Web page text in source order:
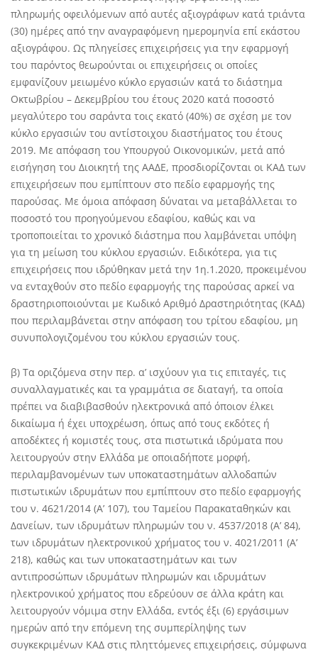
πληρωμής οφειλόμενων από αυτές αξιογράφων κατά τριάντα
(30) ημέρες από την αναγραφόμενη ημερομηνία επί εκάστου
αξιογράφου. Ως πληγείσες επιχειρήσεις για την εφαρμογή
του παρόντος θεωρούνται οι επιχειρήσεις οι οποίες
εμφανίζουν μειωμένο κύκλο εργασιών κατά το διάστημα
Οκτωβρίου – Δεκεμβρίου του έτους 2020 κατά ποσοστό
μεγαλύτερο του σαράντα τοις εκατό (40%) σε σχέση με τον
κύκλο εργασιών του αντίστοιχου διαστήματος του έτους
2019. Με απόφαση του Υπουργού Οικονομικών, μετά από
εισήγηση του Διοικητή της ΑΑΔΕ, προσδιορίζονται οι ΚΑΔ των
επιχειρήσεων που εμπίπτουν στο πεδίο εφαρμογής της
παρούσας. Με όμοια απόφαση δύναται να μεταβάλλεται το
ποσοστό του προηγούμενου εδαφίου, καθώς και να
τροποποιείται το χρονικό διάστημα που λαμβάνεται υπόψη
για τη μείωση του κύκλου εργασιών. Ειδικότερα, για τις
επιχειρήσεις που ιδρύθηκαν μετά την 1η.1.2020, προκειμένου
να ενταχθούν στο πεδίο εφαρμογής της παρούσας αρκεί να
δραστηριοποιούνται με Κωδικό Αριθμό Δραστηριότητας (ΚΑΔ)
που περιλαμβάνεται στην απόφαση του τρίτου εδαφίου, μη
συνυπολογιζομένου του κύκλου εργασιών τους.
β) Τα οριζόμενα στην περ. α’ ισχύουν για τις επιταγές, τις
συναλλαγματικές και τα γραμμάτια σε διαταγή, τα οποία
πρέπει να διαβιβασθούν ηλεκτρονικά από όποιον έλκει
δικαίωμα ή έχει υποχρέωση, όπως από τους εκδότες ή
αποδέκτες ή κομιστές τους, στα πιστωτικά ιδρύματα που
λειτουργούν στην Ελλάδα με οποιαδήποτε μορφή,
περιλαμβανομένων των υποκαταστημάτων αλλοδαπών
πιστωτικών ιδρυμάτων που εμπίπτουν στο πεδίο εφαρμογής
του ν. 4621/2014 (Α’ 107), του Ταμείου Παρακαταθηκών και
Δανείων, των ιδρυμάτων πληρωμών του ν. 4537/2018 (Α’ 84),
των ιδρυμάτων ηλεκτρονικού χρήματος του ν. 4021/2011 (Α’
218), καθώς και των υποκαταστημάτων και των
αντιπροσώπων ιδρυμάτων πληρωμών και ιδρυμάτων
ηλεκτρονικού χρήματος που εδρεύουν σε άλλα κράτη και
λειτουργούν νόμιμα στην Ελλάδα, εντός έξι (6) εργάσιμων
ημερών από την επόμενη της συμπερίληψης των
συγκεκριμένων ΚΑΔ στις πληττόμενες επιχειρήσεις, σύμφωνα